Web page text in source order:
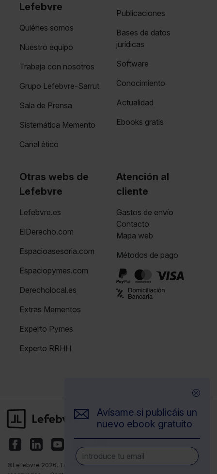
Lefebvre
Quiénes somos
Nuestro equipo
Trabaja con nosotros
Grupo Lefebvre-Sarrut
Sala de Prensa
Sistemática Memento
Canal ético
Publicaciones
Bases de datos
jurídicas
Software
Conocimiento
Actualidad
Ebooks gratis
Otras webs de
Lefebvre
Lefebvre.es
ElDerecho.com
Espacioasesoria.com
Espaciopymes.com
Derecholocal.es
Extras Mementos
Experto Pymes
Experto RRHH
Atención al
cliente
Gastos de envío
Contacto
Mapa web
Métodos de pago
©Lefebvre 2026. Todos los derechos
Avísame si publicáis un
nuevo ebook gratuito